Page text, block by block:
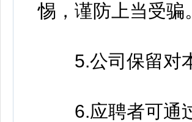
惕，谨防上当受骗
5.公司保留对本
6.应聘者可通过